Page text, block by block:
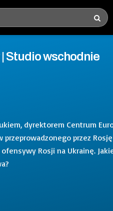
Studio wschodnie
dyrektorem Centrum
przez
Rosji na Ukrainę.